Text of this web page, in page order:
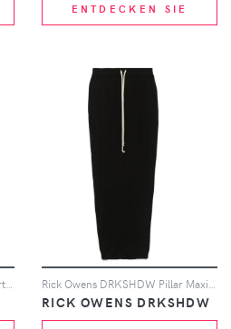
ENTDECKEN SIE
FILTH distressed-effect denim skirt - Grau Rick Owens DRKSHDW Pillar Maxirock - Schwarz
RICK OWENS DRKSHDW